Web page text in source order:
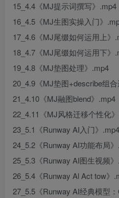
15_4.4《MJ提示词撰写》.mp4
16_4.5《MJ生图实操入门》
17_4.6《MJ尾缀如何运用上》
18_4.7《MJ尾缀如何运用下》
19_4.8《MJ垫图处理》.mp4
20_4.9《MJ垫图+describe组
21_4.10《MJ融图blend》.mp4
22_4.11《MJ风格迁移个性化
23_5.1《Runway AI入门》.mp4
24_5.2《Runway AI功能布局
25_5.3《Runway AI图生视频
26_5.4《Runway Al Act tow》
27_5.5《Runway AI经典模型